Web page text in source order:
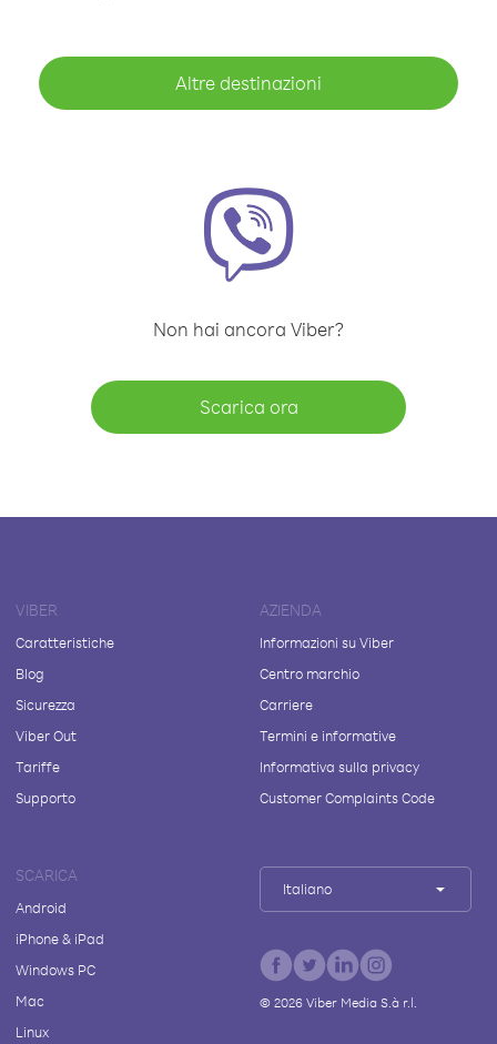
Altre destinazioni
Non hai ancora Viber?
Scarica ora
VIBER
Caratteristiche
Blog
Sicurezza
Viber Out
Tariffe
Supporto
AZIENDA
Informazioni su Viber
Centro marchio
Carriere
Termini e informative
Informativa sulla privacy
Customer Complaints Code
SCARICA
Android
iPhone & iPad
Windows PC
Mac
Linux
Italiano
© 2026Viber Media S.à r.l.